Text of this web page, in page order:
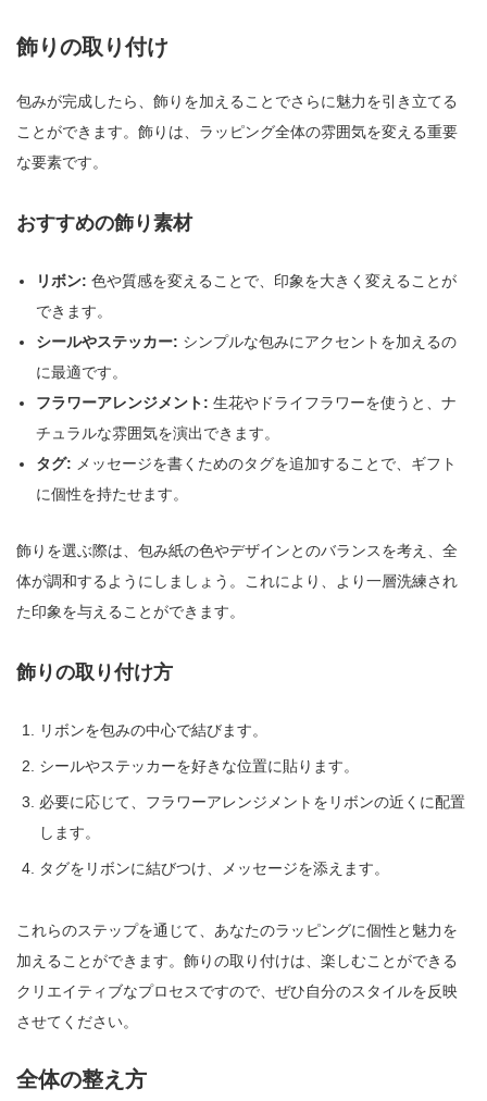
飾りの取り付け
包みが完成したら、飾りを加えることでさらに魅力を引き立てる
ことができます。飾りは、ラッピング全体の雰囲気を変える重要
な要素です。
おすすめの飾り素材
リボン: 色や質感を変えることで、印象を大きく変えることが
できます。
シールやステッカー: シンプルな包みにアクセントを加えるの
に最適です。
フラワーアレンジメント: 生花やドライフラワーを使うと、ナ
チュラルな雰囲気を演出できます。
タグ: メッセージを書くためのタグを追加することで、ギフト
に個性を持たせます。
飾りを選ぶ際は、包み紙の色やデザインとのバランスを考え、全
体が調和するようにしましょう。これにより、より一層洗練され
た印象を与えることができます。
飾りの取り付け方
リボンを包みの中心で結びます。
シールやステッカーを好きな位置に貼ります。
必要に応じて、フラワーアレンジメントをリボンの近くに配置
します。
タグをリボンに結びつけ、メッセージを添えます。
これらのステップを通じて、あなたのラッピングに個性と魅力を
加えることができます。飾りの取り付けは、楽しむことができる
クリエイティブなプロセスですので、ぜひ自分のスタイルを反映
させてください。
全体の整え方